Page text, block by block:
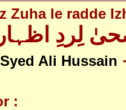
Zuha le radde
لِردِ اظہار
Syed Ali Hussain
: